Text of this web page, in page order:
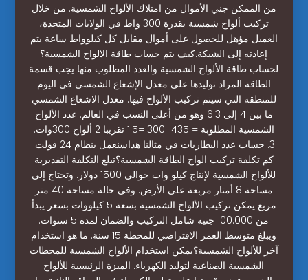
من الممكن جني الأموال من امتلاك الألواح الشمسية. من خلال
تركيب ألواح شمسية بقدرة 300 واط في الولايات المتحدة،
العميل مؤهل للحصول على أموال مقابل كل كيلوواط ساعة يتم
إعادته إلى الشبكة.كيف يتم حساب طاقة الالواح الشمسية؟
لحساب طاقة الألواح الشمسية والعدد المطلوب منها يجب قسمة
الطاقة المراد توليدها على معدل الإشعاع الشمسي في اليوم
للمنطقة التي سيتم تركيب الألواح فيها. معدل الاشعاع الشمسي
ما بين 4 إلى 6.3 وهو من أعلى النسب في العالم. عدد الألواح
الشمسية المطلوبة = 435÷300 =1.5 تقريبا 2 ألواح 300وات.
3. حساب عدد البطاريات في مثالنا هداسنعمل بنظام 24 فولت.
كم تكلفة تركيب الواح الطاقة الشمسية؟تبلغ التكلفة التقديرية
للألواح الشمسية لإنتاج كيلو وات حوالي 1500 دولار. وتحتاج إلى
مساحة 8 أمتار مربعة على الأرض. وفي حالة مساحة 40 متر
مربع يمكن تركيب الألواح الشمسية بسعة 5 كيلووات بسعر يبدأ
من 100.000 جنيه شامل التركيب والضمان لمدة 5 سنوات.
ويبلغ متوسط العمر الافتراضي للمحطة 15 سنة. ما هو استخدام
آخر للألواح الشمسية؟يمكن استخدام الألواح الشمسية للمحطات
الشمسية الصناعية لتوليد الكهرباء. الميزة الرئيسية للألواح